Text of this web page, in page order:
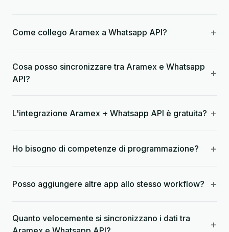
Come collego Aramex a Whatsapp API? +
Cosa posso sincronizzare tra Aramex e Whatsapp
API?
+
L'integrazione Aramex + Whatsapp API è gratuita? +
Ho bisogno di competenze di programmazione? +
Posso aggiungere altre app allo stesso workflow? +
Quanto velocemente si sincronizzano i dati tra
+